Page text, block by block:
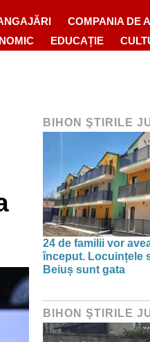
COMPANIA DE
EDUCAȚIE
BIHON ŞTIRILE
24 de familii vor
început. Locuințele
Beiuș sunt gata
BIHON ŞTIRILE